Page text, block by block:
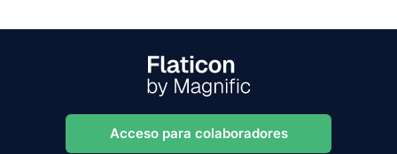
Acceso para colaboradores